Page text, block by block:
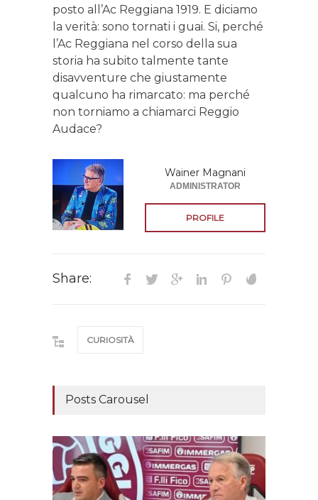
posto all’Ac Reggiana 1919. E diciamo
la verità: sono tornati i guai. Si, perché
l’Ac Reggiana nel corso della sua
storia ha subito talmente tante
disavventure che giustamente
qualcuno ha rimarcato: ma perché
non torniamo a chiamarci Reggio
Audace?
Wainer Magnani
ADMINISTRATOR
PROFILE
Share:
CURIOSITÀ
Posts Carousel